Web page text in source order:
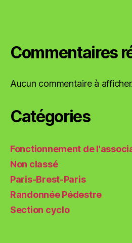
Commentaires
Aucun commentaire à afficher.
Catégories
Fonctionnement de
Non classé
Paris-Brest-Paris
Randonnée Pédestre
Section cyclo